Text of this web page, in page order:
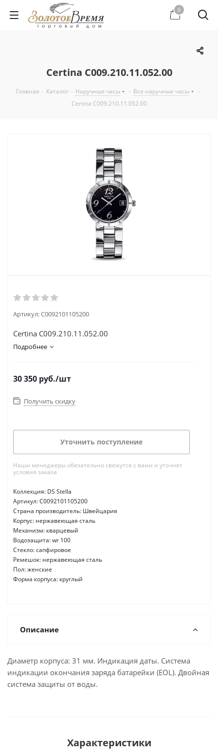
0
Certina C009.210.11.052.00
Главная - Каталог - Наручные часы - Все наручные часы
-
Certina C009.210.11.052.00
Артикул:C0092101105200
Certina C009.210.11.052.00
Подробнее
30 350 руб./шт
Получить скидку
Уточнить поступление
Наши менеджеры обязательно свяжутся с вами и уточнят
условия заказа
Коллекция: DS Stella
Артикул: C0092101105200
Страна производитель: Швейцария
Корпус: нержавеющая сталь
Механизм: кварцевый
Водозащита: wr 100
Стекло: сапфировое
Ремешок: нержавеющая сталь
Пол: женские
Форма корпуса: круглый
Описание
Диаметр корпуса: 31 мм. Индикация даты. Система
индикации окончания заряда батарейки (EOL). Двойная
система защиты от воды.
Характеристики